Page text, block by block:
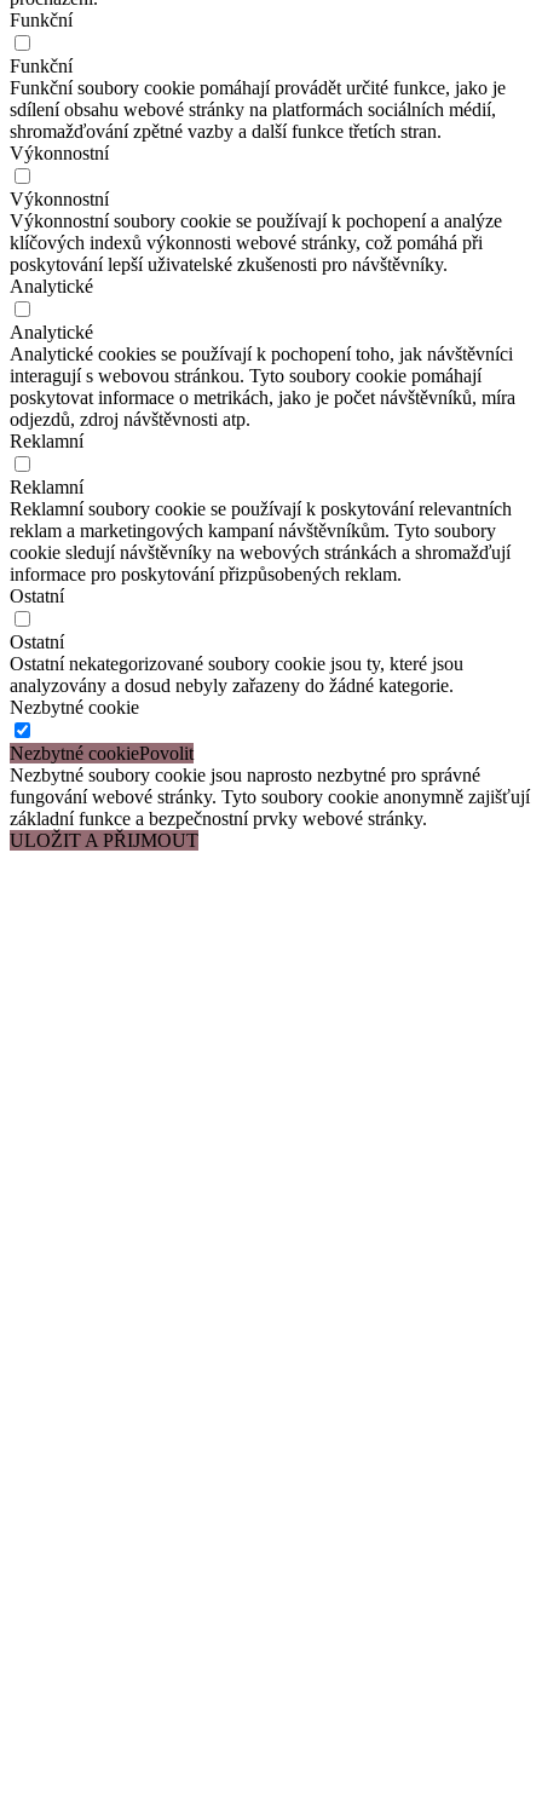
Funkční
Funkční
Funkční soubory cookie pomáhají provádět určité funkce, jako je
sdílení obsahu webové stránky na platformách sociálních médií,
shromažďování zpětné vazby a další funkce třetích stran.
Výkonnostní
Výkonnostní
Výkonnostní soubory cookie se používají k pochopení a analýze
klíčových indexů výkonnosti webové stránky, což pomáhá při
poskytování lepší uživatelské zkušenosti pro návštěvníky.
Analytické
Analytické
Analytické cookies se používají k pochopení toho, jak návštěvníci
interagují s webovou stránkou. Tyto soubory cookie pomáhají
poskytovat informace o metrikách, jako je počet návštěvníků, míra
odjezdů, zdroj návštěvnosti atp.
Reklamní
Reklamní
Reklamní soubory cookie se používají k poskytování relevantních
reklam a marketingových kampaní návštěvníkům. Tyto soubory
cookie sledují návštěvníky na webových stránkách a shromažďují
informace pro poskytování přizpůsobených reklam.
Ostatní
Ostatní
Ostatní nekategorizované soubory cookie jsou ty, které jsou
analyzovány a dosud nebyly zařazeny do žádné kategorie.
Nezbytné cookie
Nezbytné cookie
Nezbytné soubory cookie jsou naprosto nezbytné pro správné
fungování webové stránky. Tyto soubory cookie anonymně zajišťují
základní funkce a bezpečnostní prvky webové stránky.
ULOŽIT A PŘIJMOUT